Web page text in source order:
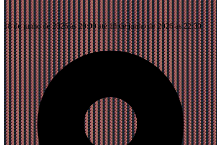
18 de junho de 2026 às 20:00 até 18 de junho de 2026 às 22:30